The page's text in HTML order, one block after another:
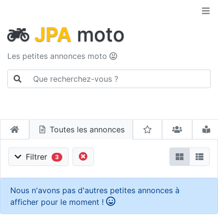
JPA moto
Les petites annonces moto
Toutes les annonces
Filtrer 3
Nous n'avons pas d'autres petites annonces à
afficher pour le moment !